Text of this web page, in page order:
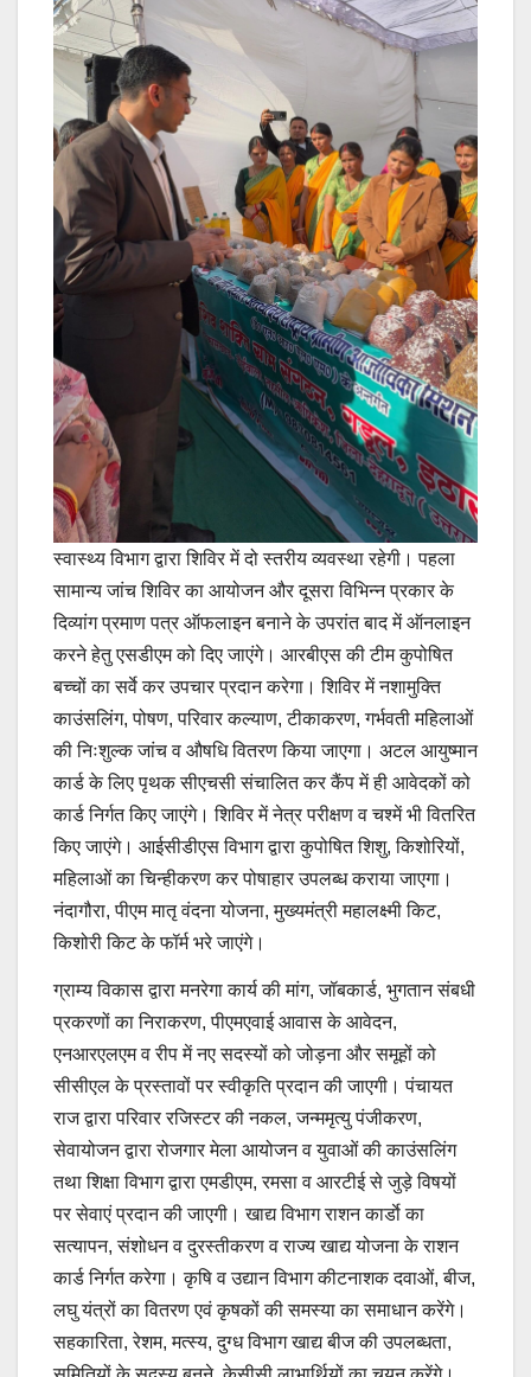
स्वास्थ्य विभाग द्वारा शिविर में दो स्तरीय व्यवस्था रहेगी। पहला
सामान्य जांच शिविर का आयोजन और दूसरा विभिन्न प्रकार के
दिव्यांग प्रमाण पत्र ऑफलाइन बनाने के उपरांत बाद में ऑनलाइन
करने हेतु एसडीएम को दिए जाएंगे। आरबीएस की टीम कुपोषित
बच्चों का सर्वे कर उपचार प्रदान करेगा। शिविर में नशामुक्ति
काउंसलिंग, पोषण, परिवार कल्याण, टीकाकरण, गर्भवती महिलाओं
की निःशुल्क जांच व औषधि वितरण किया जाएगा। अटल आयुष्मान
कार्ड के लिए पृथक सीएचसी संचालित कर कैंप में ही आवेदकों को
कार्ड निर्गत किए जाएंगे। शिविर में नेत्र परीक्षण व चश्में भी वितरित
किए जाएंगे। आईसीडीएस विभाग द्वारा कुपोषित शिशु, किशोरियों,
महिलाओं का चिन्हीकरण कर पोषाहार उपलब्ध कराया जाएगा।
नंदागौरा, पीएम मातृ वंदना योजना, मुख्यमंत्री महालक्ष्मी किट,
किशोरी किट के फॉर्म भरे जाएंगे।
ग्राम्य विकास द्वारा मनरेगा कार्य की मांग, जॉबकार्ड, भुगतान संबधी
प्रकरणों का निराकरण, पीएमएवाई आवास के आवेदन,
एनआरएलएम व रीप में नए सदस्यों को जोड़ना और समूहों को
सीसीएल के प्रस्तावों पर स्वीकृति प्रदान की जाएगी। पंचायत
राज द्वारा परिवार रजिस्टर की नकल, जन्ममृत्यु पंजीकरण,
सेवायोजन द्वारा रोजगार मेला आयोजन व युवाओं की काउंसलिंग
तथा शिक्षा विभाग द्वारा एमडीएम, रमसा व आरटीई से जुड़े विषयों
पर सेवाएं प्रदान की जाएगी। खाद्य विभाग राशन कार्डाे का
सत्यापन, संशोधन व दुरस्तीकरण व राज्य खाद्य योजना के राशन
कार्ड निर्गत करेगा। कृषि व उद्यान विभाग कीटनाशक दवाओं, बीज,
लघु यंत्रों का वितरण एवं कृषकों की समस्या का समाधान करेंगे।
सहकारिता, रेशम, मत्स्य, दुग्ध विभाग खाद्य बीज की उपलब्धता,